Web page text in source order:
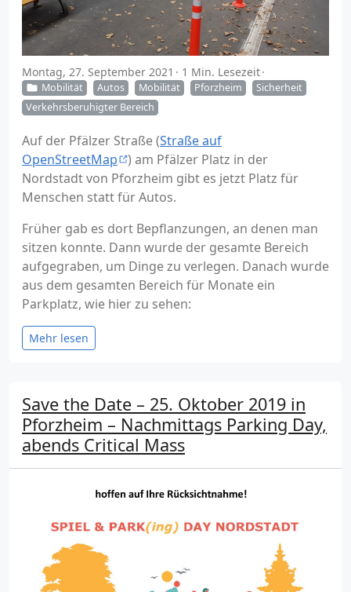
Montag, 27. September 2021 1 Min. Lesezeit
Mobilität Autos Mobilität Pforzheim
Sicherheit
Verkehrsberuhigter Bereich
Auf der Pfälzer Straße (Straße auf
OpenStreetMap
) am Pfälzer Platz in der
Nordstadt von Pforzheim gibt es jetzt Platz für
Menschen statt für Autos.
Früher gab es dort Bepflanzungen, an denen man
sitzen konnte. Dann wurde der gesamte Bereich
aufgegraben, um Dinge zu verlegen. Danach wurde
aus dem gesamten Bereich für Monate ein
Parkplatz, wie hier zu sehen:
Mehr lesen
Save the Date – 25. Oktober 2019 in
Pforzheim – Nachmittags Parking Day,
abends Critical Mass